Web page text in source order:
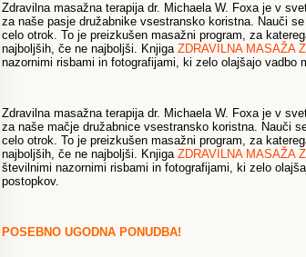
Zdravilna masažna terapija dr. Michaela W. Foxa je v
za naše pasje družabnike vsestransko koristna. Nauči
celo otrok. To je preizkušen masažni program, za
najboljših, če ne najboljši. Knjiga ZDRAVILNA MASAŽA
nazornimi risbami in fotografijami, ki zelo olajšajo vadbo
Zdravilna masažna terapija dr. Michaela W. Foxa je v
za naše mačje družabnice vsestransko koristna. Nauči
celo otrok. To je preizkušen masažni program, za
najboljših, če ne najboljši. Knjiga ZDRAVILNA MASAŽA
številnimi nazornimi risbami in fotografijami, ki zelo
postopkov.
POSEBNO UGODNA PONUDBA!